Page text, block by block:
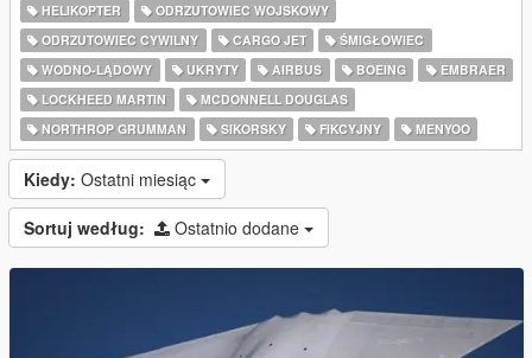
HELIKOPTER
ODRZUTOWIEC WOJSKOWY
ODRZUTOWIEC CYWILNY
CARGO JET
ŚMIGŁOWIEC
WODNO-LĄDOWY
UKRYTY AIRBUS BOEING
EMBRAER
LOCKHEED MARTIN
MCDONNELL DOUGLAS
NORTHROP GRUMMAN
SIKORSKY FIKCYJNY MENYOO
Kiedy: Ostatni miesiąc
Sortuj według: Ostatnio dodane